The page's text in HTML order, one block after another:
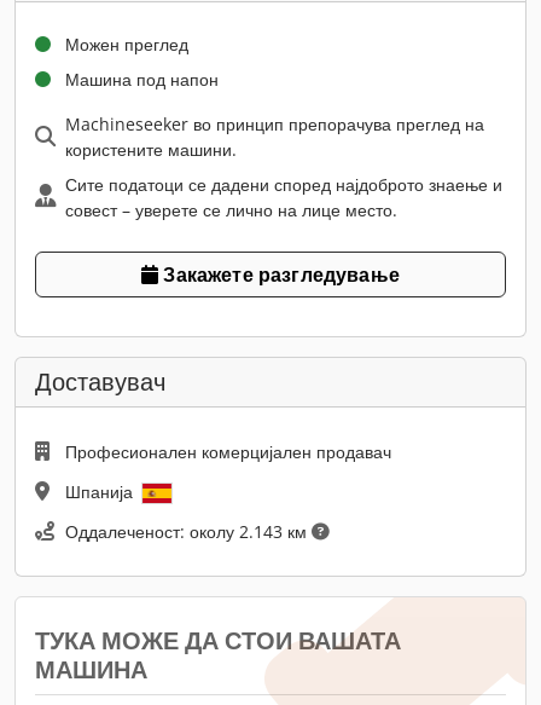
Можен преглед
Машина под напон
Machineseeker во принцип препорачува преглед на
користените машини.
Сите податоци се дадени според најдоброто знаење и
совест – уверете се лично на лице место.
Закажете разгледување
Доставувач
Професионален комерцијален продавач
Шпанија
Оддалеченост: околу 2.143 км
ТУКА МОЖЕ ДА СТОИ ВАШАТА
МАШИНА